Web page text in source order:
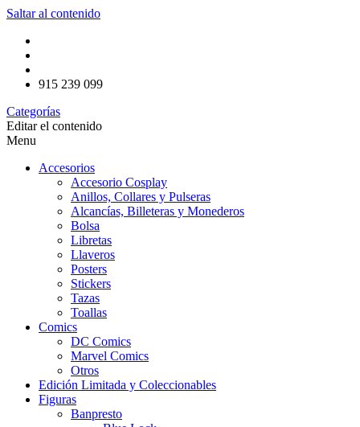
Saltar al contenido
915 239 099
Categorías
Editar el contenido
Menu
Accesorios
Accesorio Cosplay
Anillos, Collares y Pulseras
Alcancías, Billeteras y Monederos
Bolsa
Libretas
Llaveros
Posters
Stickers
Tazas
Toallas
Comics
DC Comics
Marvel Comics
Otros
Edición Limitada y Coleccionables
Figuras
Banpresto